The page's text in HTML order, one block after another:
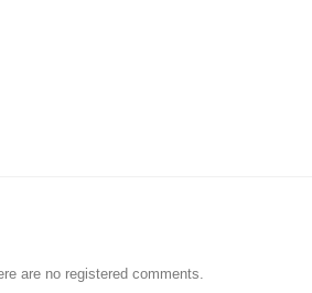
are no registered comments.